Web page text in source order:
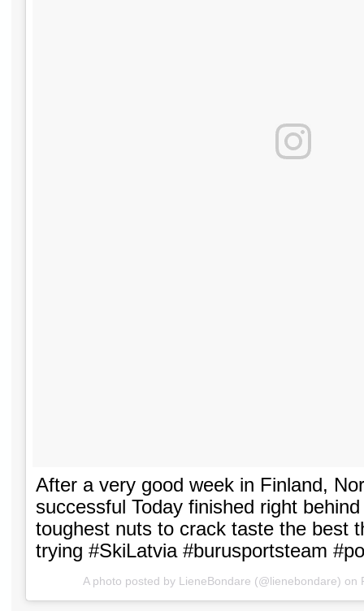
After a very good week in Finland,
successful Today finished right
toughest nuts to crack taste the best
trying #SkiLatvia #burusportsteam
A photo posted by LieneBondare (@lienebondare) on